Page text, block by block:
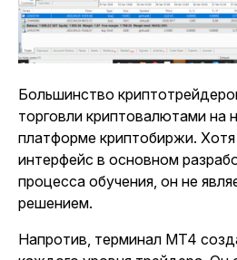
Большинство
торговли криптовалютами на
платформе криптобиржи.
интерфейс в основном
процесса обучения, он не
решением.
Напротив, терминал MT4